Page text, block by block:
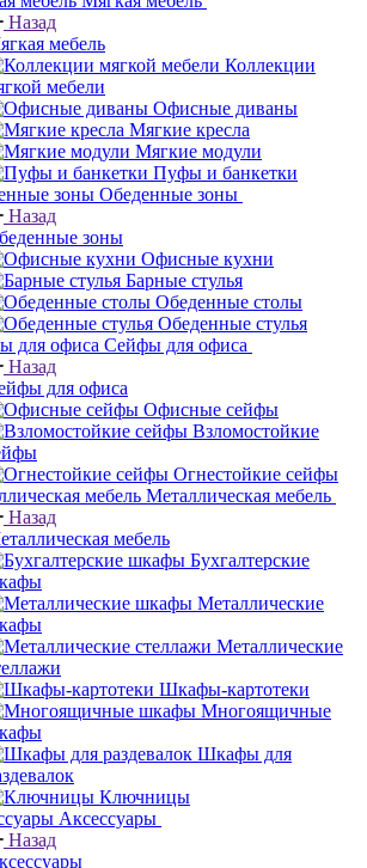
Назад
мебель
Коллекции
мебели
Офисные диваны
Мягкие кресла
Мягкие модули
Пуфы и банкетки
Обеденные зоны
Назад
зоны
Офисные кухни
Барные стулья
Обеденные столы
Обеденные стулья
Сейфы для офиса
Назад
для офиса
Офисные сейфы
Взломостойкие
Огнестойкие сейфы
Металлическая мебель
Назад
мебель
Бухгалтерские
Металлические
Металлические
Шкафы-картотеки
Многоящичные
Шкафы для
Ключницы
Аксессуары
Назад